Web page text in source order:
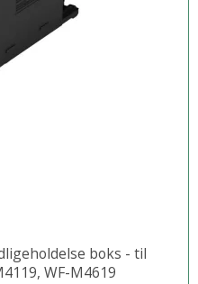
boks - til
WF-M4619